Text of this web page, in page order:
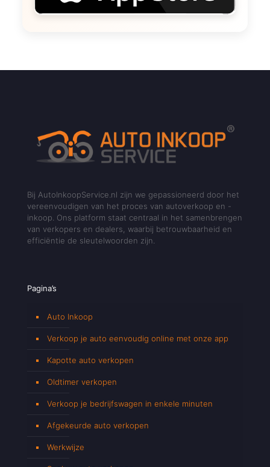
Bij AutoInkoopService.nl zijn we gepassioneerd door het
vereenvoudigen van het proces van autoverkoop en -
inkoop. Ons platform staat centraal in het samenbrengen
van verkopers en dealers, waarbij betrouwbaarheid en
efficiëntie de sleutelwoorden zijn.
Pagina’s
Auto Inkoop
Verkoop je auto eenvoudig online met onze app
Kapotte auto verkopen
Oldtimer verkopen
Verkoop je bedrijfswagen in enkele minuten
Afgekeurde auto verkopen
Werkwijze